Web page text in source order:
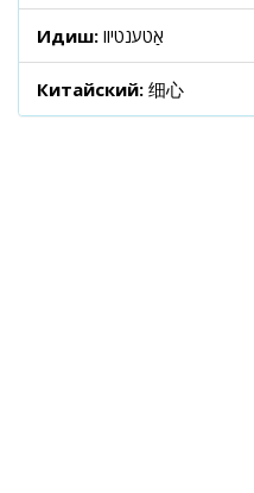
Идиш: אַטענטיוו
Китайский: 细心